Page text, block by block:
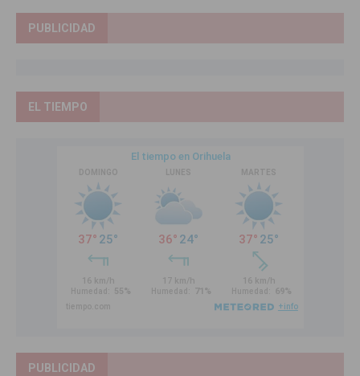
PUBLICIDAD
EL TIEMPO
PUBLICIDAD